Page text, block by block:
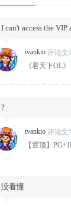
I can't access the VIP
ivankio 评论文
《君天下OL
?
ivankio 评论文
【置顶】
没看懂